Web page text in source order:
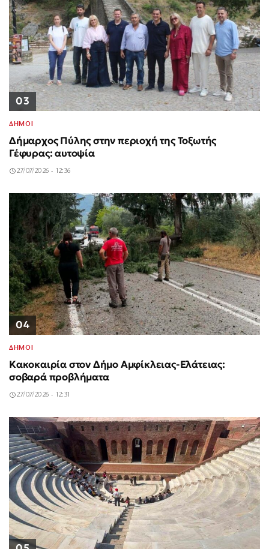
03
ΔΗΜΟΙ
Δήμαρχος Πύλης στην περιοχή της Τοξωτής
Γέφυρας: αυτοψία
27/07/2026 - 12:36
04
ΔΗΜΟΙ
Κακοκαιρία στον Δήμο Αμφίκλειας-Ελάτειας:
σοβαρά προβλήματα
27/07/2026 - 12:31